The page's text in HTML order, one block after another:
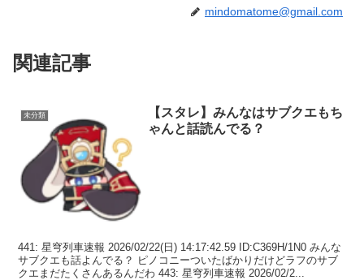
mindomatome@gmail.com
関連記事
未分類
【スタレ】みんなはサブクエもち
ゃんと話読んでる？
441: 星穹列車速報 2026/02/22(日) 14:17:42.59 ID:C369H/1N0 みんな
サブクエも話よんでる？ ピノコニーついたばかりだけどラフのサブ
クエまだたくさんあるんだわ 443: 星穹列車速報 2026/02/2...